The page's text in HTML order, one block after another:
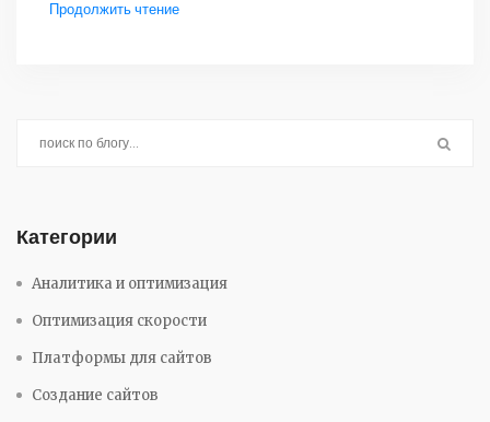
о базовых принципах работы с аналитикой и ее
Продолжить чтение
Категории
Аналитика и оптимизация
Оптимизация скорости
Платформы для сайтов
Создание сайтов